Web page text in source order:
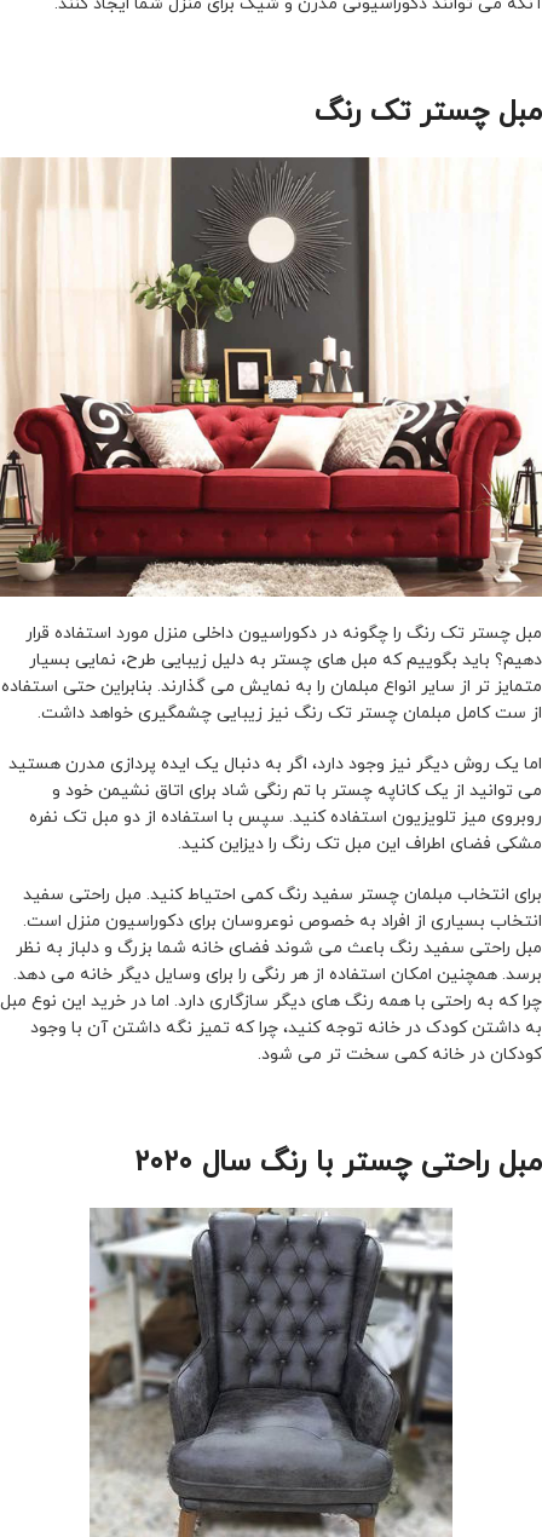
مبل چستر تک رنگ
مبل چستر تک رنگ را چگونه در دکوراسیون داخلی منزل مورد استفاده قرار
دهیم؟ باید بگوییم که مبل های چستر به دلیل زیبایی طرح، نمایی بسیار
متمایز تر از سایر انواع مبلمان را به نمایش می گذارند. بنابراین حتی استفاده
از ست کامل مبلمان چستر تک رنگ نیز زیبایی چشمگیری خواهد داشت.
اما یک روش دیگر نیز وجود دارد، اگر به دنبال یک ایده پردازی مدرن هستید
می توانید از یک کاناپه چستر با تم رنگی شاد برای اتاق نشیمن خود و
روبروی میز تلویزیون استفاده کنید. سپس با استفاده از دو مبل تک نفره
مشکی فضای اطراف این مبل تک رنگ را دیزاین کنید.
برای انتخاب مبلمان چستر سفید رنگ کمی احتیاط کنید. مبل راحتی سفید
انتخاب بسیاری از افراد به خصوص نوعروسان برای دکوراسیون منزل است.
مبل راحتی سفید رنگ باعث می شوند فضای خانه شما بزرگ و دلباز به نظر
برسد. همچنین امکان استفاده از هر رنگی را برای وسایل دیگر خانه می دهد.
چرا که به راحتی با همه رنگ های دیگر سازگاری دارد. اما در خرید این نوع مبل
به داشتن کودک در خانه توجه کنید، چرا که تمیز نگه داشتن آن با وجود
کودکان در خانه کمی سخت تر می شود.
مبل راحتی چستر با رنگ سال ۲۰۲۰